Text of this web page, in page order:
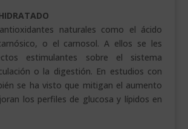
naturales como el ácido
o el carnosol. A ellos se les
estimulantes sobre el sistema
o la digestión. En estudios con
se ha visto que mitigan el aumento
los perfiles de glucosa y lípidos en